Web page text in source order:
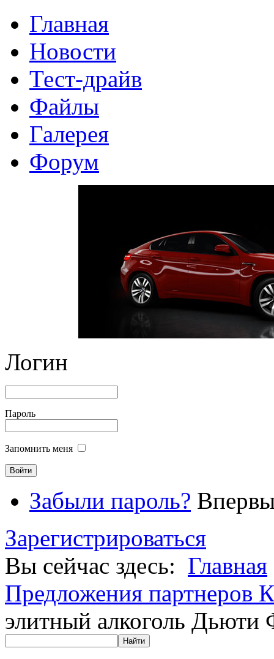
Главная
Новости
Тест-драйв
Файлы
Галерея
Форум
Логин
Пароль
Запомнить меня
Забыли пароль?
Зарегистрироваться
Вы сейчас здесь: Главная
Предложения партнеров
элитный алкоголь